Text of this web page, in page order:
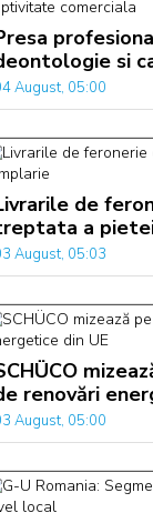
si
August, 05:00
de
a
August, 05:03
renovări
August, 05:00